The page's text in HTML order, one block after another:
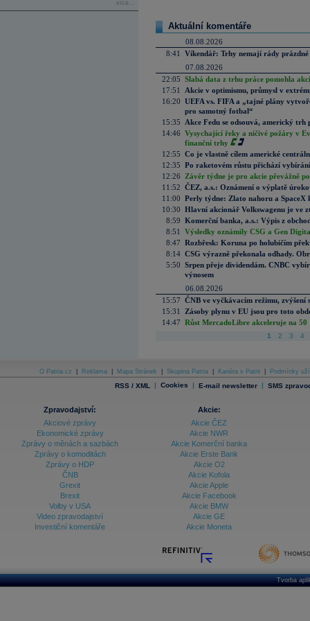
více...
Aktuální komentáře
08.08.2026
8:41
Víkendář: Trhy nemají rády prázdné
07.08.2026
22:05 Slabá data z trhu práce pomohla
17:51
Akcie v optimismu, průmysl v
16:20 UEFA vs. FIFA a „tajné plány
pro samotný fotbal“
15:35
Akce Fedu se odsouvá, americký
14:46 Vysychající řeky a ničivé požáry v
finanční trhy
12:55 Co je vlastně cílem americké
12:35 Po raketovém růstu přichází
12:26
Závěr týdne je pro akcie převážně
11:52 ČEZ, a.s.: Oznámení o výplatě
11:00 Perly týdne: Zlato nahoru a SpaceX
10:30 Hlavní akcionář Volkswagenu je ve
8:59 Komerční banka, a.s.: Výpis z
8:51
Výsledky oznámily CSG a Gen
8:47 Rozbřesk: Koruna po holubičím
8:14 CSG výrazně překonala odhady.
5:50 Srpen přeje dividendám. CNBC
výnosem
06.08.2026
15:57 ČNB ve vyčkávacím režimu, zvýšení
15:31
Zásoby plynu v EU jsou pro toto
14:47 Růst MercadoLibre akceleruje na
1 2 3 4
O Patria.cz Reklama Mapa Stránek Skupina Patria Kariéra v Patrii Podmínky
RSS / XML | Cookies | E-mail newsletter | SMS
Zpravodajství:
Akciové zprávy
Ekonomické zprávy
Zprávy o měnách a sazbách
Zprávy o komoditách
Zprávy o HDP
ČNB
Grexit
Brexit
Volby v USA
Video zpravodajství
Investiční komentáře
Akcie:
Akcie ČEZ
Akcie NWR
Akcie Komerční banka
Akcie Erste Bank
Akcie O2
Akcie Kofola
Akcie Apple
Akcie Facebook
Akcie BMW
Akcie GE
Akcie Moneta
Tvorba